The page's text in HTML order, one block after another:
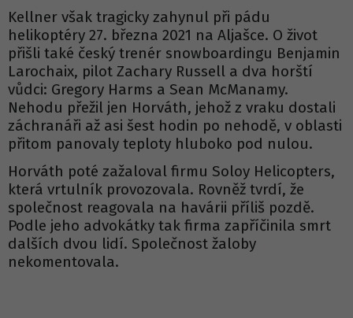
Kellner však tragicky zahynul při pádu
helikoptéry 27. března 2021 na Aljašce. O život
přišli také český trenér snowboardingu Benjamin
Larochaix, pilot Zachary Russell a dva horští
vůdci: Gregory Harms a Sean McManamy.
Nehodu přežil jen Horváth, jehož z vraku dostali
záchranáři až asi šest hodin po nehodě, v oblasti
přitom panovaly teploty hluboko pod nulou.
Horváth poté zažaloval firmu Soloy Helicopters,
která vrtulník provozovala. Rovněž tvrdí, že
společnost reagovala na havárii příliš pozdě.
Podle jeho advokátky tak firma zapříčinila smrt
dalších dvou lidí. Společnost žaloby
nekomentovala.